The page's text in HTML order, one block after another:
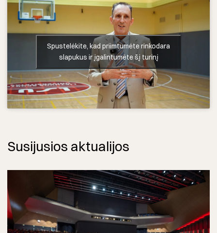
Spustelėkite, kad priimtumėte rinkodara
slapukus ir įgalintumėte šį turinį
Susijusios aktualijos